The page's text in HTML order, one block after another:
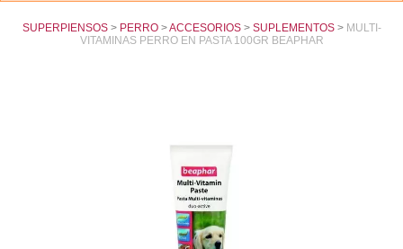
SUPERPIENSOS PERRO ACCESORIOS SUPLEMENTOS
MULTI-
VITAMINAS PERRO EN PASTA 100GR BEAPHAR